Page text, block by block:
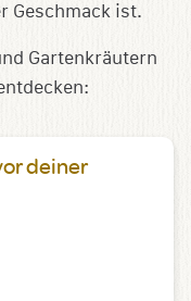
Geschmack ist.
Gartenkräutern
deiner